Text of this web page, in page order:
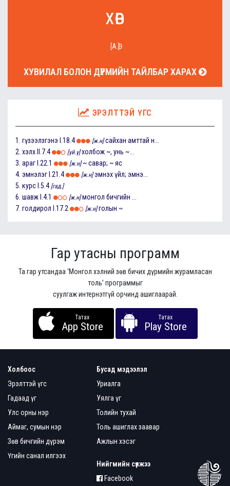
хөв
[А.Ө]
ХУВИЛАЛ БОЛОН ДҮРМИЙН ТАЙЛБАР ХАРАХ
ЭРЭЛТТЭЙ ҮГС
1. гүзээлзгэнэ I.18.4 [ж.н] сайхан амттай н...
2. хэлх II.7.4 [үй.ү] холбож ~, унь ~...
3. араг I.22.1 [ж.н] ~ савар; ~ яс
4. эмнэлэг I.21.4 [ж.н] эмнэх үйл; эмнэ...
5. курс I.5.4 [гад.]
6. шавж I.4.1 [ж.н] монгол бичгийн ...
7. голдирол I.17.2 [ж.н] голын ~
Гар утасны программ
Та гар утсандаа ‘Монгол хэлний зөв бичих дүрмийн журамласан
толь’ программыг
суулгаж интернэтгүй орчинд ашиглаарай.
Татах
App Store
Татах
Play Store
Холбоос
Эрэлттэй үгс
Гадаад үг
Улс орны нэр
Аймаг, сумын нэр
Зөв бичгийн дүрэм
Үгийн санал илгээх
Бусад мэдээлэл
Уриалга
Уялга үг
Толийн тухай
Толь ашиглах заавар
Ажлын хэсэг
Нийгмийн сүлжээ
Facebook